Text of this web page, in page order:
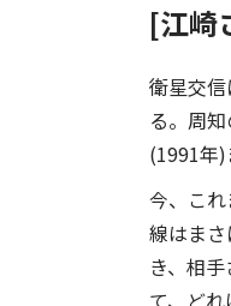
[江崎
衛星交
る。周
(1991年)
今、こ
線はま
き、相
て、ど